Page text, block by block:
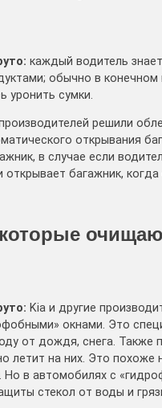
каждый водитель
обычно в
уронить сумки.
решили
открывания
в случае если
открывает багажник,
Kia и другие
окнами. Это
от дождя, снега. Также
летит на них. Это
Но в автомобилях с
стекол от воды и